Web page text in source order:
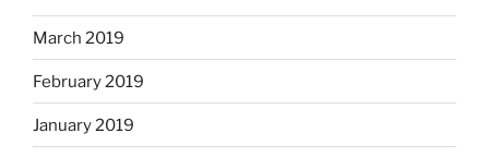
March 2019
February 2019
January 2019